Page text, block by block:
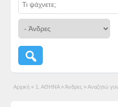
Αρχική » 1. ΑΘΗΝΑ » Άνδρες » Αναζητώ